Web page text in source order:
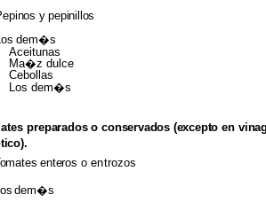
y pepinillos
dem�s
Aceitunas
Ma�z dulce
Cebollas
Losdem�s
preparados oconservados(excepto en
).
enteros o entrozos
dem�s